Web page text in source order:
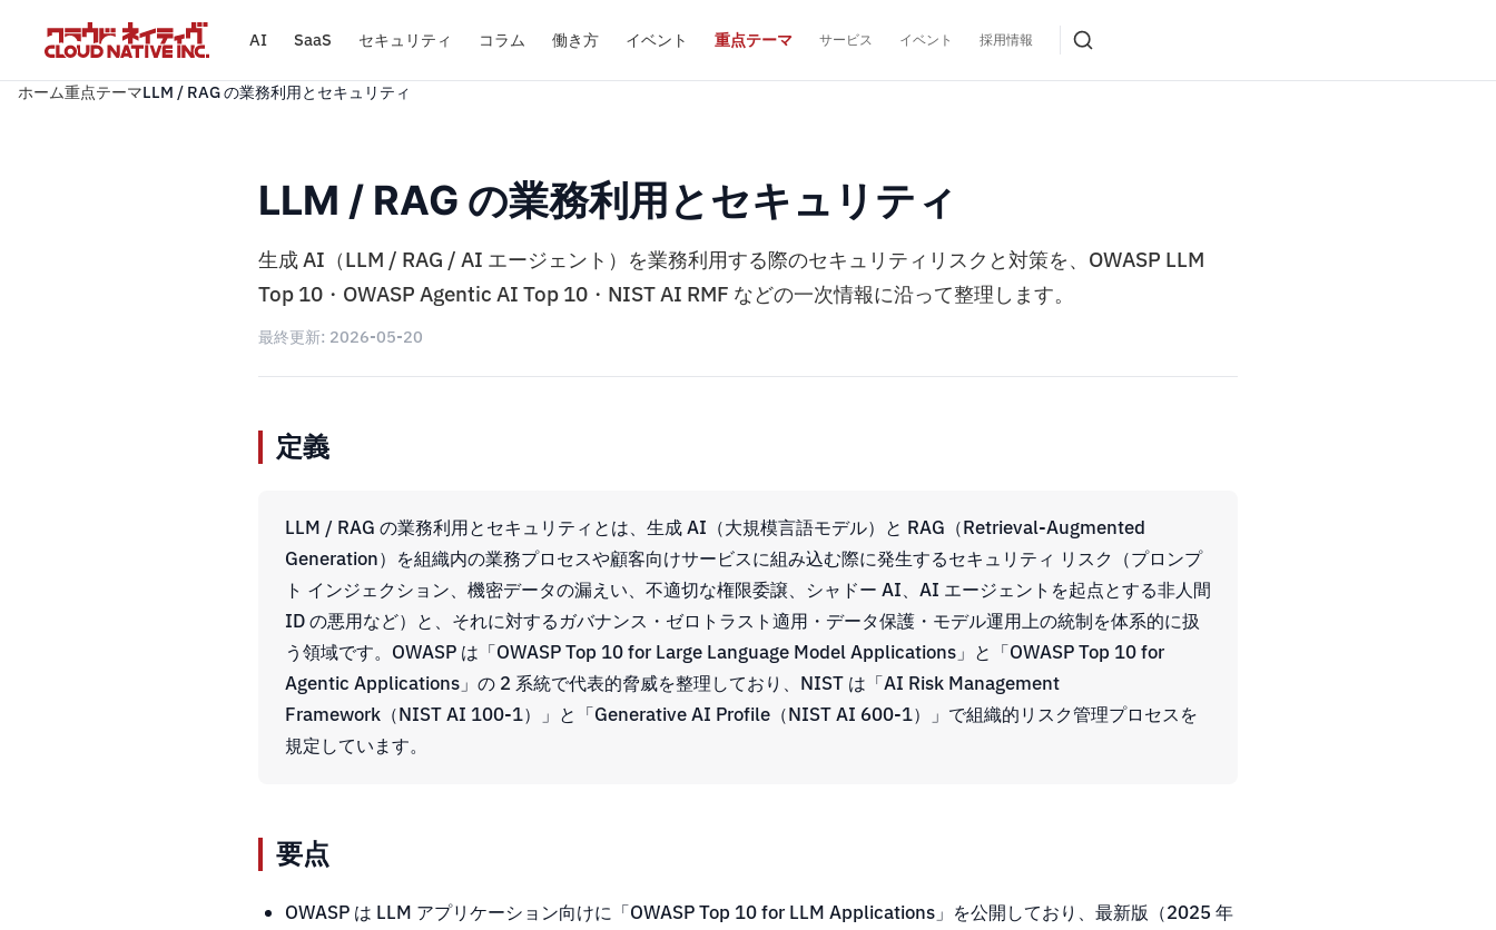
AI SaaS セキュリティ コラム 働き方 イベント 重点テーマ サービス イベント 採用情報
ホーム重点テーマLLM / RAG の業務利用とセキュリティ
LLM / RAG の業務利用とセキュリティ
生成 AI（LLM / RAG / AI エージェント）を業務利用する際のセキュリティリスクと対策を、OWASP LLM
Top 10・OWASP Agentic AI Top 10・NIST AI RMF などの一次情報に沿って整理します。
最終更新: 2026-05-20
定義
LLM / RAG の業務利用とセキュリティとは、生成 AI（大規模言語モデル）と RAG（Retrieval-Augmented
Generation）を組織内の業務プロセスや顧客向けサービスに組み込む際に発生するセキュリティ リスク（プロンプ
ト インジェクション、機密データの漏えい、不適切な権限委譲、シャドー AI、AI エージェントを起点とする非人間
ID の悪用など）と、それに対するガバナンス・ゼロトラスト適用・データ保護・モデル運用上の統制を体系的に扱
う領域です。OWASP は「OWASP Top 10 for Large Language Model Applications」と「OWASP Top 10 for
Agentic Applications」の 2 系統で代表的脅威を整理しており、NIST は「AI Risk Management
Framework（NIST AI 100-1）」と「Generative AI Profile（NIST AI 600-1）」で組織的リスク管理プロセスを
規定しています。
要点
OWASP は LLM アプリケーション向けに「OWASP Top 10 for LLM Applications」を公開しており、最新版（2025 年